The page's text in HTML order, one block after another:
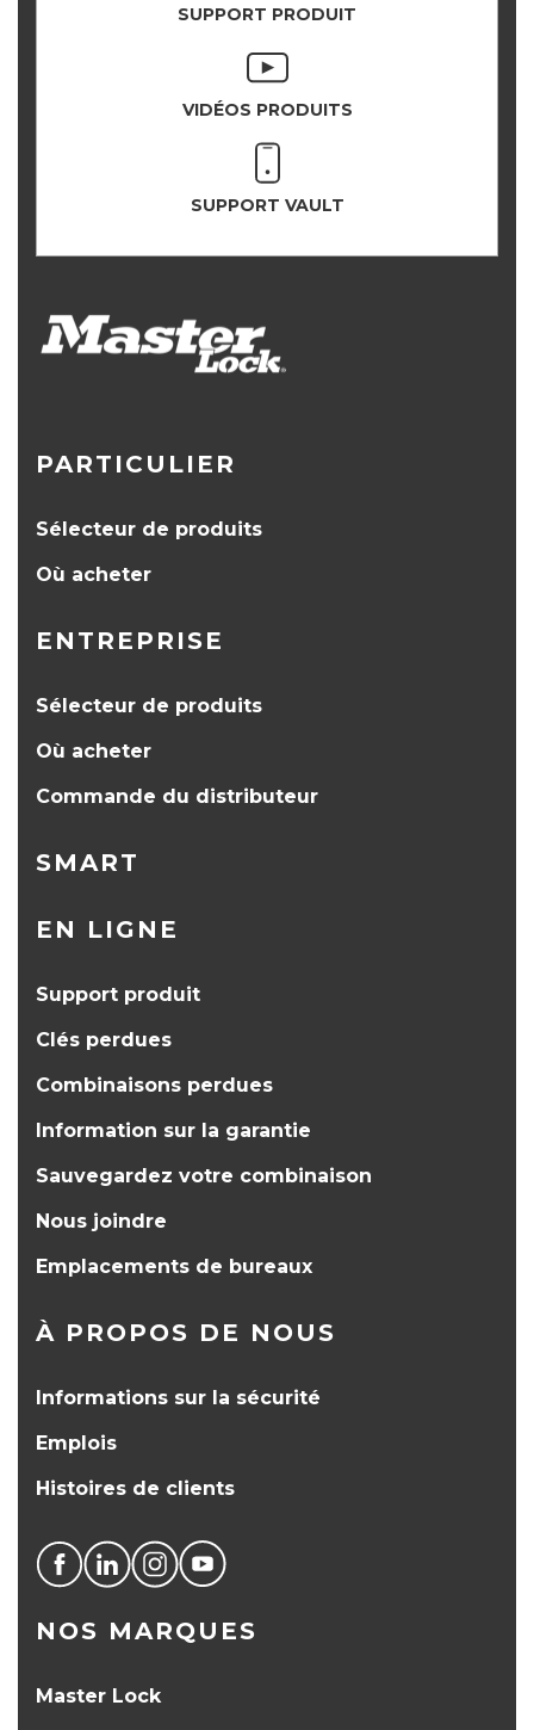
SUPPORT PRODUIT
VIDÉOS PRODUITS
SUPPORT VAULT
PARTICULIER
Sélecteur de produits
Où acheter
ENTREPRISE
Sélecteur de produits
Où acheter
Commande du distributeur
SMART
EN LIGNE
Support produit
Clés perdues
Combinaisons perdues
Information sur la garantie
Sauvegardez votre combinaison
Nous joindre
Emplacements de bureaux
À PROPOS DE NOUS
Informations sur la sécurité
Emplois
Histoires de clients
NOS MARQUES
Master Lock